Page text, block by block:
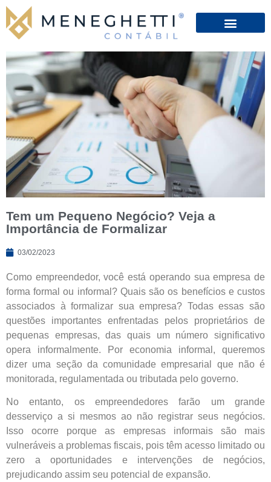
Tem um Pequeno Negócio? Veja a
Importância de Formalizar
03/02/2023
Como empreendedor, você está operando sua empresa de
forma formal ou informal? Quais são os benefícios e custos
associados à formalizar sua empresa? Todas essas são
questões importantes enfrentadas pelos proprietários de
pequenas empresas, das quais um número significativo
opera informalmente. Por economia informal, queremos
dizer uma seção da comunidade empresarial que não é
monitorada, regulamentada ou tributada pelo governo.
No entanto, os empreendedores farão um grande
desserviço a si mesmos ao não registrar seus negócios.
Isso ocorre porque as empresas informais são mais
vulneráveis a problemas fiscais, pois têm acesso limitado ou
zero a oportunidades e intervenções de negócios,
prejudicando assim seu potencial de expansão.